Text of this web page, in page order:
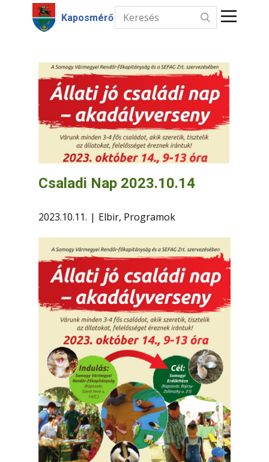
Kaposmérő
Hírek
Intézmények
Információk
Csaladi Nap 2023.10.14
2023.10.11. Elbir, Programok